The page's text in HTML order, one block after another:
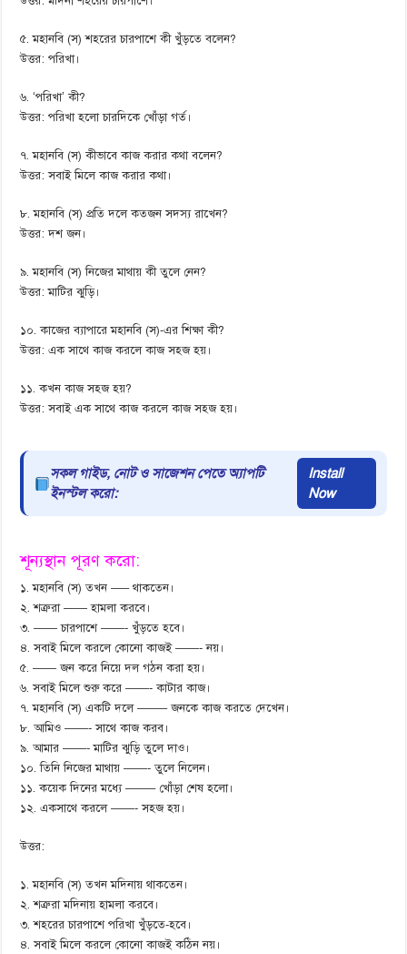
৫. মহানবি (স) শহরের চারপাশে কী খুঁড়তে বলেন?
উত্তর: পরিখা।
৬. ‘পরিখা’ কী?
উত্তর: পরিখা হলো চারদিকে খোঁড়া গর্ত।
৭. মহানবি (স) কীভাবে কাজ করার কথা বলেন?
উত্তর: সবাই মিলে কাজ করার কথা।
৮. মহানবি (স) প্রতি দলে কতজন সদস্য রাখেন?
উত্তর: দশ জন।
৯. মহানবি (স) নিজের মাথায় কী তুলে নেন?
উত্তর: মাটির ঝুড়ি।
১০. কাজের ব্যাপারে মহানবি (স)-এর শিক্ষা কী?
উত্তর: এক সাথে কাজ করলে কাজ সহজ হয়।
১১. কখন কাজ সহজ হয়?
উত্তর: সবাই এক সাথে কাজ করলে কাজ সহজ হয়।
সকল গাইড, নোট ও সাজেশন পেতে অ্যাপটি
ইনস্টল করো:
Install
Now
শূন্যস্থান পূরণ করো:
১. মহানবি (স) তখন —– থাকতেন।
২. শত্রুরা —— হামলা করবে।
৩. —— চারপাশে ——- খুঁড়তে হবে।
৪. সবাই মিলে করলে কোনো কাজই ——- নয়।
৫. —— জন করে নিয়ে দল গঠন করা হয়।
৬. সবাই মিলে শুরু করে ——- কাটার কাজ।
৭. মহানবি (স) একটি দলে ——– জনকে কাজ করতে দেখেন।
৮. আমিও ——- সাথে কাজ করব।
৯. আমার ——- মাটির ঝুড়ি তুলে দাও।
১০. তিনি নিজের মাথায় ——- তুলে নিলেন।
১১. কয়েক দিনের মধ্যে ——– খোঁড়া শেষ হলো।
১২. একসাথে করলে ——- সহজ হয়।
উত্তর:
১. মহানবি (স) তখন মদিনায় থাকতেন।
২. শত্রুরা মদিনায় হামলা করবে।
৩. শহরের চারপাশে পরিখা খুঁড়তে-হবে।
৪. সবাই মিলে করলে কোনো কাজই কঠিন নয়।